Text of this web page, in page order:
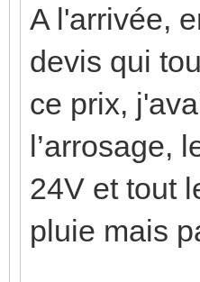
A l'arrivée,
devis qui
ce prix,
l’arrosage,
24V et tout
pluie mais